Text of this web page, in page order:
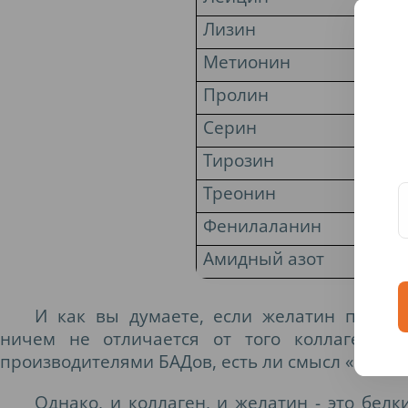
Лизин
Метионин
Пролин
Серин
Тирозин
Треонин
Фенилаланин
Амидный азот
И как вы думаете, если желатин по
ничем не отличается от того коллагена,
производителями БАДов, есть ли смысл
Однако, и коллаген, и желатин - это